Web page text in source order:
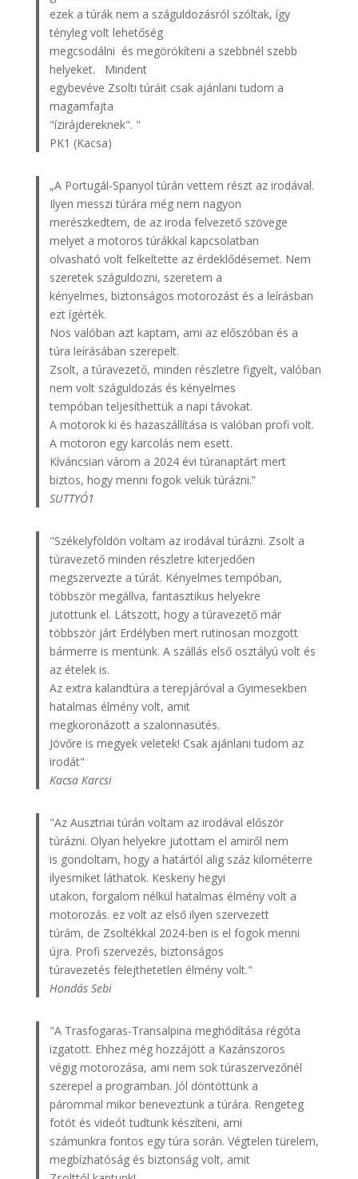
ezek a túrák nem a száguldozásról szóltak, így
tényleg volt lehetőség
megcsodálni és megörökíteni a szebbnél szebb
helyeket. Mindent
egybevéve Zsolti túráit csak ajánlani tudom a
magamfajta
"ízirájdereknek". "
PK1 (Kacsa)
„A Portugál-Spanyol túrán vettem részt az irodával.
Ilyen messzi túrára még nem nagyon
merészkedtem, de az iroda felvezető szövege
melyet a motoros túrákkal kapcsolatban
olvasható volt felkeltette az érdeklődésemet. Nem
szeretek száguldozni, szeretem a
kényelmes, biztonságos motorozást és a leírásban
ezt ígérték.
Nos valóban azt kaptam, ami az előszóban és a
túra leírásában szerepelt.
Zsolt, a túravezető, minden részletre figyelt, valóban
nem volt száguldozás és kényelmes
tempóban teljesíthettük a napi távokat.
A motorok ki és hazaszállítása is valóban profi volt.
A motoron egy karcolás nem esett.
Kíváncsian várom a 2024 évi túranaptárt mert
biztos, hogy menni fogok velük túrázni.”
SUTTYÓ1
"Székelyföldön voltam az irodával túrázni. Zsolt a
túravezető minden részletre kiterjedően
megszervezte a túrát. Kényelmes tempóban,
többször megállva, fantasztikus helyekre
jutottunk el. Látszott, hogy a túravezető már
többször járt Erdélyben mert rutinosan mozgott
bármerre is mentünk. A szállás első osztályú volt és
az ételek is.
Az extra kalandtúra a terepjáróval a Gyimesekben
hatalmas élmény volt, amit
megkoronázott a szalonnasütés.
Jövőre is megyek veletek! Csak ajánlani tudom az
irodát"
Kacsa Karcsi
"Az Ausztriai túrán voltam az irodával először
túrázni. Olyan helyekre jutottam el amiről nem
is gondoltam, hogy a határtól alig száz kilométerre
ilyesmiket láthatok. Keskeny hegyi
utakon, forgalom nélkül hatalmas élmény volt a
motorozás. ez volt az első ilyen szervezett
túrám, de Zsoltékkal 2024-ben is el fogok menni
újra. Profi szervezés, biztonságos
túravezetés felejthetetlen élmény volt."
Hondás Sebi
"A Trasfogaras-Transalpina meghódítása régóta
izgatott. Ehhez még hozzájött a Kazánszoros
végig motorozása, ami nem sok túraszervezőnél
szerepel a programban. Jól döntöttünk a
párommal mikor beneveztünk a túrára. Rengeteg
fotót és videót tudtunk készíteni, ami
számunkra fontos egy túra során. Végtelen türelem,
megbízhatóság és biztonság volt, amit